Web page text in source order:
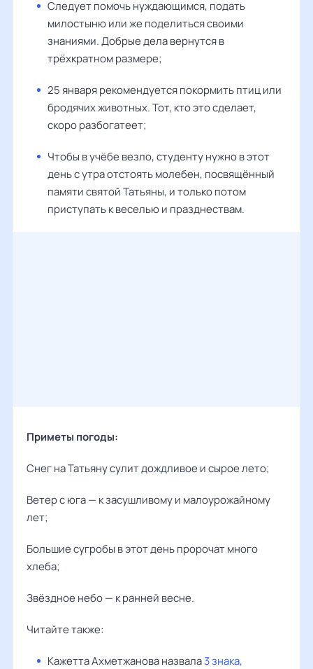
Следует помочь нуждающимся, подать
милостыню или же поделиться своими
знаниями. Добрые дела вернутся в
трёхкратном размере;
25 января рекомендуется покормить птиц или
бродячих животных. Тот, кто это сделает,
скоро разбогатеет;
Чтобы в учёбе везло, студенту нужно в этот
день с утра отстоять молебен, посвящённый
памяти святой Татьяны, и только потом
приступать к веселью и празднествам.
Приметы погоды:
Снег на Татьяну сулит дождливое и сырое лето;
Ветер с юга — к засушливому и малоурожайному
лет;
Большие сугробы в этот день пророчат много
хлеба;
Звёздное небо — к ранней весне.
Читайте также:
Кажетта Ахметжанова назвала3 знака,